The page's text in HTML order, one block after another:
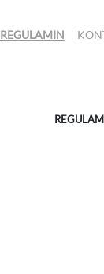
REGULAMIN